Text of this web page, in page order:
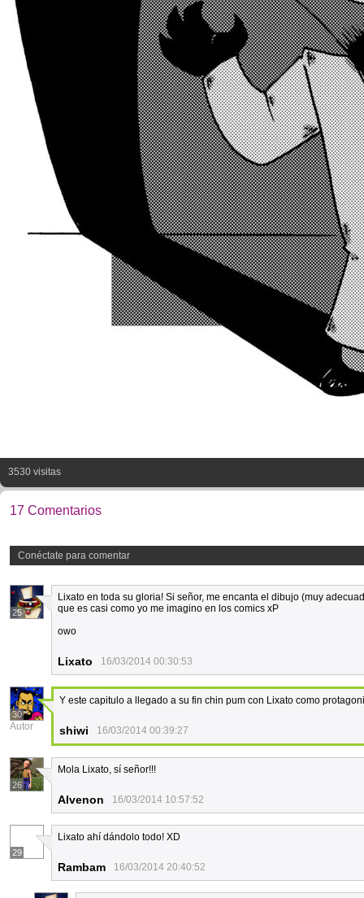
3530 visitas
17 Comentarios
Conéctate para comentar
25
Lixato en toda su gloria! Si señor, me encanta el dibujo (muy
que es casi como yo me imagino en los comics xP
owo
Lixato 16/03/2014 00:30:53
30
Autor
Y este capitulo a llegado a su fin chin pum con Lixato como
shiwi 16/03/2014 00:39:27
26
Mola Lixato, sí señor!!!
Alvenon 16/03/2014 10:57:52
29
Lixato ahí dándolo todo! XD
Rambam 16/03/2014 20:40:52